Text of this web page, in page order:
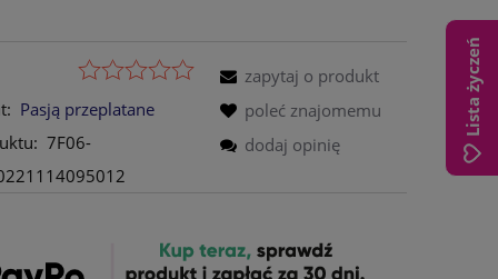
Pasją przeplatane
7F06-
zapytaj o produkt
poleć znajomemu
dodaj opinię
Lista życzeń